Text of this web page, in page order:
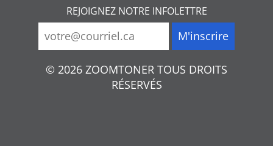
REJOIGNEZ NOTRE INFOLETTRE
© 2026 ZOOMTONER TOUS DROITS
RÉSERVÉS